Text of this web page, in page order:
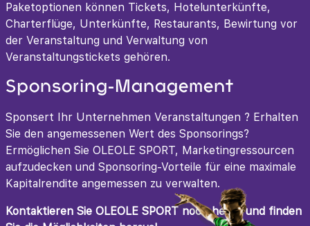
Paketoptionen können Tickets, Hotelunterkünfte,
Charterflüge, Unterkünfte, Restaurants, Bewirtung vor
der Veranstaltung und Verwaltung von
Veranstaltungstickets gehören.
Sponsoring-Management
Sponsert Ihr Unternehmen Veranstaltungen ? Erhalten
Sie den angemessenen Wert des Sponsorings?
Ermöglichen Sie OLEOLE SPORT, Marketingressourcen
aufzudecken und Sponsoring-Vorteile für eine maximale
Kapitalrendite angemessen zu verwalten.
Kontaktieren Sie OLEOLE SPORT noch heute und finden